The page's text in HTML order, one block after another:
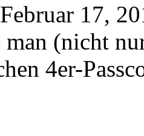
17,
(nicht
4er-